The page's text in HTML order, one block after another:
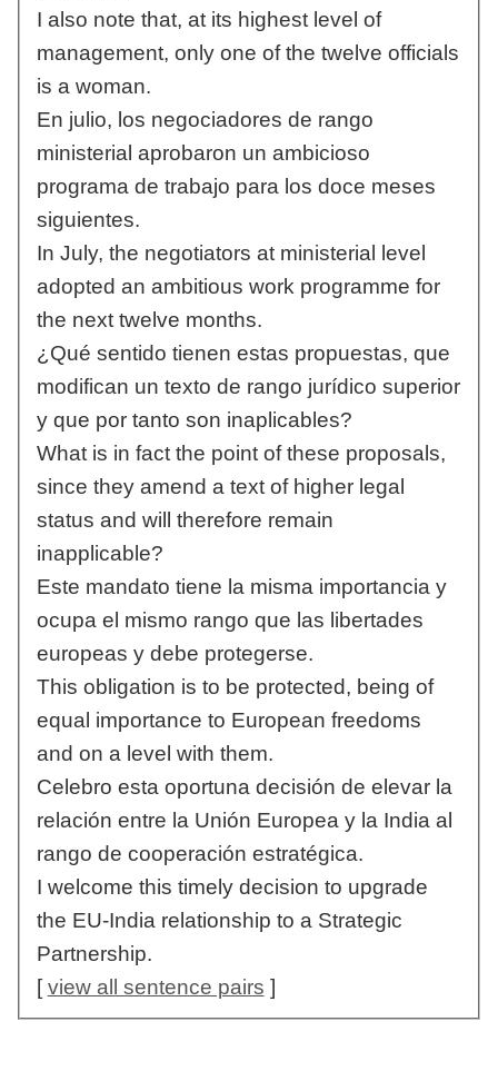
I also note that, at its highest level of
management, only one of the twelve officials
is a woman.
En julio, los negociadores de rango
ministerial aprobaron un ambicioso
programa de trabajo para los doce meses
siguientes.
In July, the negotiators at ministerial level
adopted an ambitious work programme for
the next twelve months.
¿Qué sentido tienen estas propuestas, que
modifican un texto de rango jurídico superior
y que por tanto son inaplicables?
What is in fact the point of these proposals,
since they amend a text of higher legal
status and will therefore remain
inapplicable?
Este mandato tiene la misma importancia y
ocupa el mismo rango que las libertades
europeas y debe protegerse.
This obligation is to be protected, being of
equal importance to European freedoms
and on a level with them.
Celebro esta oportuna decisión de elevar la
relación entre la Unión Europea y la India al
rango de cooperación estratégica.
I welcome this timely decision to upgrade
the EU-India relationship to a Strategic
Partnership.
[view all sentence pairs ]